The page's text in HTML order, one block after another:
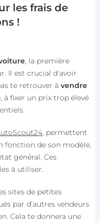
les frais de
!
, la première
Il est crucial d'avoir
te retrouver à vendre
fixer un prix trop élevé
, permettent
fonction de son modèle,
général. Ces
à utiliser.
sites de petites
par d’autres vendeurs
Cela te donnera une